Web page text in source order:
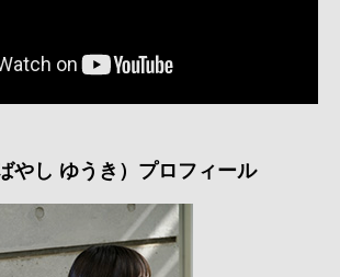
やし ゆうき）プロフィール